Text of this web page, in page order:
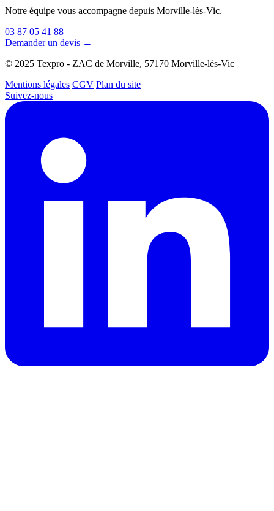
Notre équipe vous accompagne depuis Morville-lès-Vic.
03 87 05 41 88
Demander un devis →
© 2025 Texpro - ZAC de Morville, 57170 Morville-lès-Vic
Mentions légales CGV Plan du site
Suivez-nous